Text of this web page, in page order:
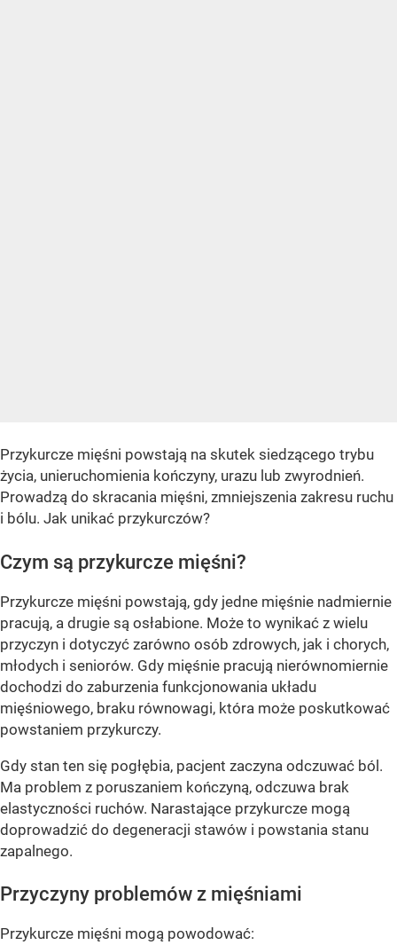
Przykurcze mięśni powstają na skutek siedzącego trybu
życia, unieruchomienia kończyny, urazu lub zwyrodnień.
Prowadzą do skracania mięśni, zmniejszenia zakresu ruchu
i bólu. Jak unikać przykurczów?
Czym są przykurcze mięśni?
Przykurcze mięśni powstają, gdy jedne mięśnie nadmiernie
pracują, a drugie są osłabione. Może to wynikać z wielu
przyczyn i dotyczyć zarówno osób zdrowych, jak i chorych,
młodych i seniorów. Gdy mięśnie pracują nierównomiernie
dochodzi do zaburzenia funkcjonowania układu
mięśniowego, braku równowagi, która może poskutkować
powstaniem przykurczy.
Gdy stan ten się pogłębia, pacjent zaczyna odczuwać ból.
Ma problem z poruszaniem kończyną, odczuwa brak
elastyczności ruchów. Narastające przykurcze mogą
doprowadzić do degeneracji stawów i powstania stanu
zapalnego.
Przyczyny problemów z mięśniami
Przykurcze mięśni mogą powodować: